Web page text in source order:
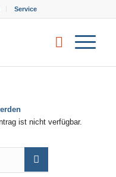
Service
ist nicht verfügbar.